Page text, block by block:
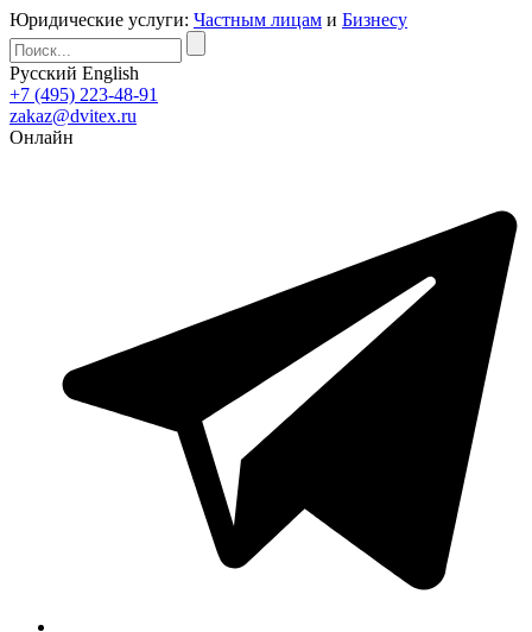
Юридические услуги: Частным лицам и Бизнесу
Русский English
+7 (495) 223-48-91
zakaz@dvitex.ru
Онлайн